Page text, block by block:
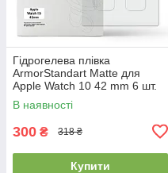
Гідрогелева плівка
ArmorStandart Matte для
Apple Watch 10 42 mm 6 шт.
(ARM91989)
В наявності
300 ₴ 318 ₴
Купити